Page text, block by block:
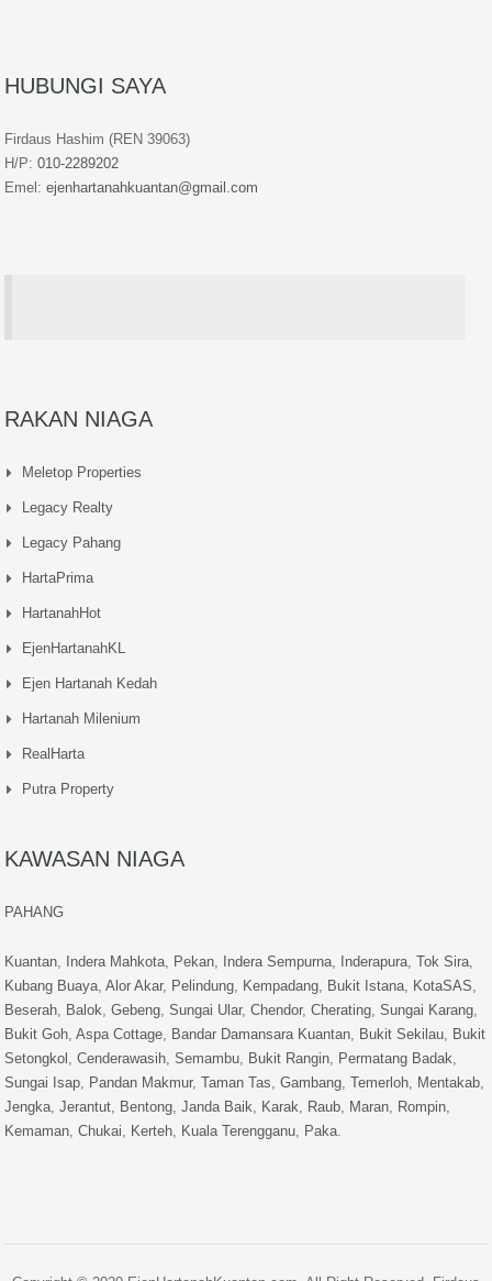
HUBUNGI SAYA
Firdaus Hashim (REN 39063)
H/P: 010-2289202
Emel: ejenhartanahkuantan@gmail.com
RAKAN NIAGA
Meletop Properties
Legacy Realty
Legacy Pahang
HartaPrima
HartanahHot
EjenHartanahKL
Ejen Hartanah Kedah
Hartanah Milenium
RealHarta
Putra Property
KAWASAN NIAGA
PAHANG
Kuantan, Indera Mahkota, Pekan, Indera Sempurna, Inderapura, Tok Sira,
Kubang Buaya, Alor Akar, Pelindung, Kempadang, Bukit Istana, KotaSAS,
Beserah, Balok, Gebeng, Sungai Ular, Chendor, Cherating, Sungai Karang,
Bukit Goh, Aspa Cottage, Bandar Damansara Kuantan, Bukit Sekilau, Bukit
Setongkol , Cenderawasih, Semambu, Bukit Rangin, Permatang Badak,
Sungai Isap, Pandan Makmur, Taman Tas, Gambang, Temerloh, Mentakab,
Jengka, Jerantut, Bentong, Janda Baik, Karak, Raub, Maran, Rompin,
Kemaman, Chukai, Kerteh, Kuala Terengganu, Paka.